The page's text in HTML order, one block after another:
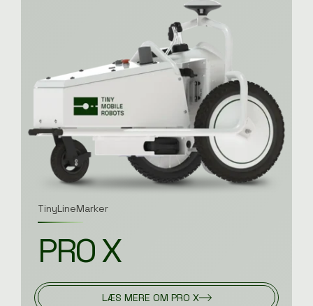
TinyLineMarker
PRO X
LÆS MERE OM PRO X